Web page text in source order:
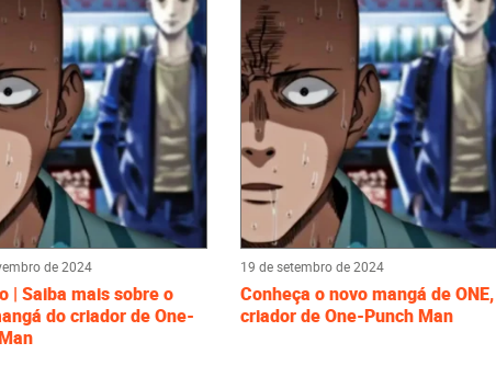
de 2024
| Saiba mais sobre o
do criador de One-
19 de setembro de 2024
Conheça o novo mangá de ONE,
criador de One-Punch Man